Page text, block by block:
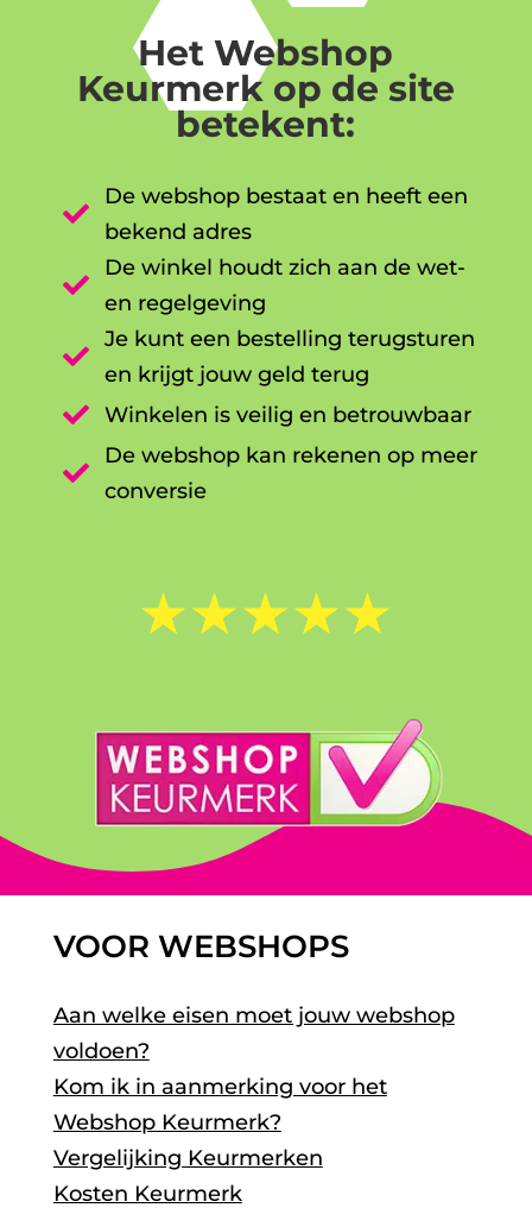
Het Webshop
Keurmerk op de site
betekent:

De webshop bestaat en heeft een
bekend adres

De winkel houdt zich aan de wet-
en regelgeving

Je kunt een bestelling terugsturen
en krijgt jouw geld terug

Winkelen is veilig en betrouwbaar

De webshop kan rekenen op meer
conversie
☆☆☆☆☆
VOOR WEBSHOPS
Aan welke eisen moet jouw webshop
voldoen?
Kom ik in aanmerking voor het
Webshop Keurmerk?
Vergelijking Keurmerken
Kosten Keurmerk